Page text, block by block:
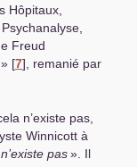
Hôpitaux,
Freud
» [7] , remanié par
n’existe pas,
Winnicott à
pas». Il